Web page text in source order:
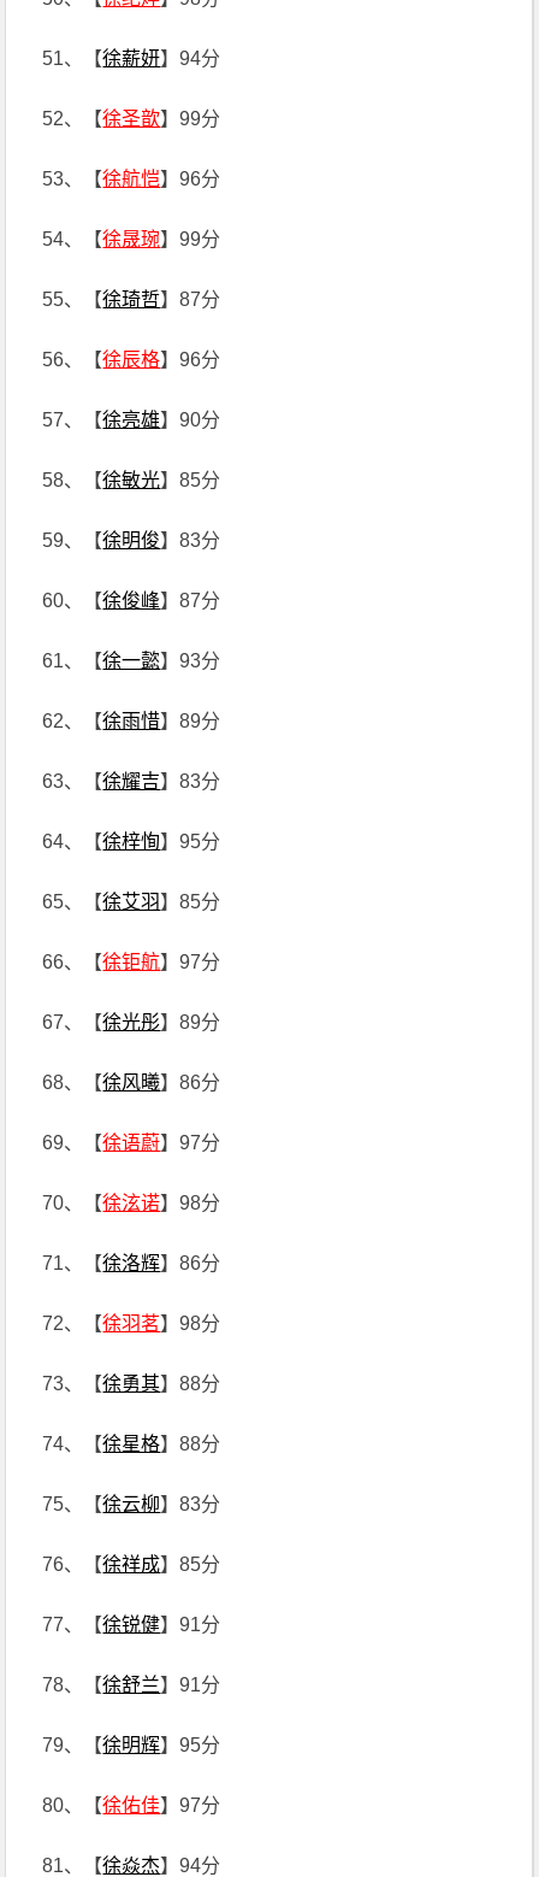
51、【徐薪妍】94分
52、【徐圣歆】99分
53、【徐航恺】96分
54、【徐晟琬】99分
55、【徐琦哲】87分
56、【徐辰格】96分
57、【徐亮雄】90分
58、【徐敏光】85分
59、【徐明俊】83分
60、【徐俊峰】87分
61、【徐一懿】93分
62、【徐雨惜】89分
63、【徐耀吉】83分
64、【徐梓恂】95分
65、【徐艾羽】85分
66、【徐钜航】97分
67、【徐光彤】89分
68、【徐风曦】86分
69、【徐语蔚】97分
70、【徐泫诺】98分
71、【徐洛辉】86分
72、【徐羽茗】98分
73、【徐勇其】88分
74、【徐星格】88分
75、【徐云柳】83分
76、【徐祥成】85分
77、【徐锐健】91分
78、【徐舒兰】91分
79、【徐明辉】95分
80、【徐佑佳】97分
81、【徐焱杰】94分